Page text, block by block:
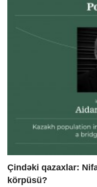
Çindəki qazaxlar:
körpüsü?